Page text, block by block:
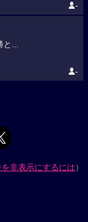
-
と...
-
を非表示にするには）